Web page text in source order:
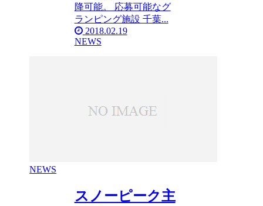
降可能。 応募可能なグ
ランピング施設 千葉...
2018.02.19
NEWS
NEWS
スノーピーク主